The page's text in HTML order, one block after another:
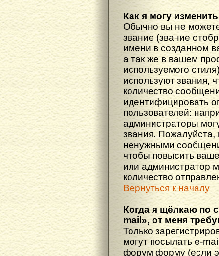
Как я могу
Обычно вы не
звание (звание
имени в созданном
а так же в вашем
используемого
используют звания,
количество
идентифицировать
пользователей:
администраторы
звания.
ненужными
чтобы повысить
или администратор
количество
Вернуться к началу
Когда я щёлкаю по
mail», от меня
Только
могут посылать e-
форум форму (если